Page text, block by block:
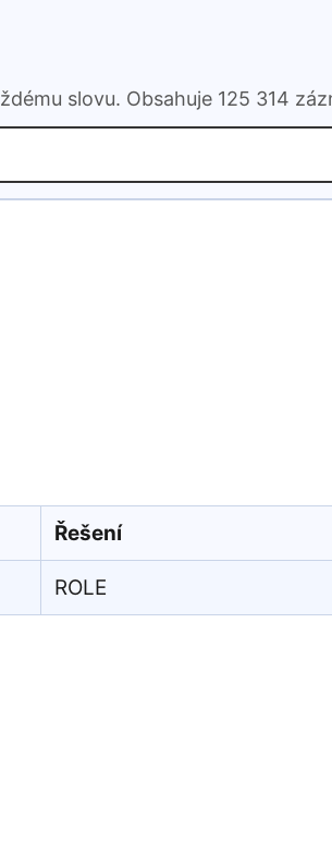
slovu. Obsahuje 125 314
Řešení
ROLE